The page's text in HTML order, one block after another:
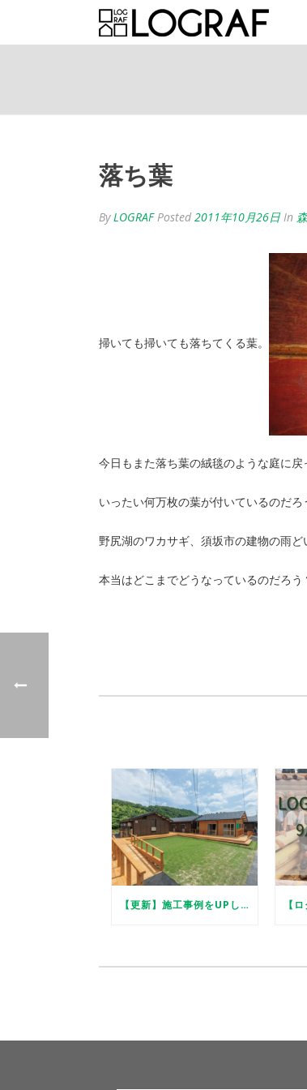
落ち葉
ByLOGRAF Posted 2011年10月26日 In
掃いても掃いても落ちてくる葉。
今日もまた落ち葉の絨毯のような庭に戻
いったい何万枚の葉が付いているのだ
野尻湖のワカサギ、須坂市の建物の雨
本当はどこまでどうなっているのだろう
【更新】施工事例をUPしました